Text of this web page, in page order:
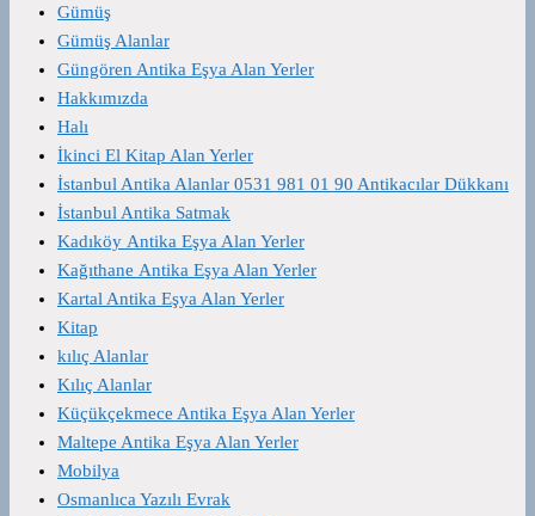
Gümüş
Gümüş Alanlar
Güngören Antika Eşya Alan Yerler
Hakkımızda
Halı
İkinci El Kitap Alan Yerler
İstanbul Antika Alanlar 0531 981 01 90 Antikacılar Dükkanı
İstanbul Antika Satmak
Kadıköy Antika Eşya Alan Yerler
Kağıthane Antika Eşya Alan Yerler
Kartal Antika Eşya Alan Yerler
Kitap
kılıç Alanlar
Kılıç Alanlar
Küçükçekmece Antika Eşya Alan Yerler
Maltepe Antika Eşya Alan Yerler
Mobilya
Osmanlıca Yazılı Evrak